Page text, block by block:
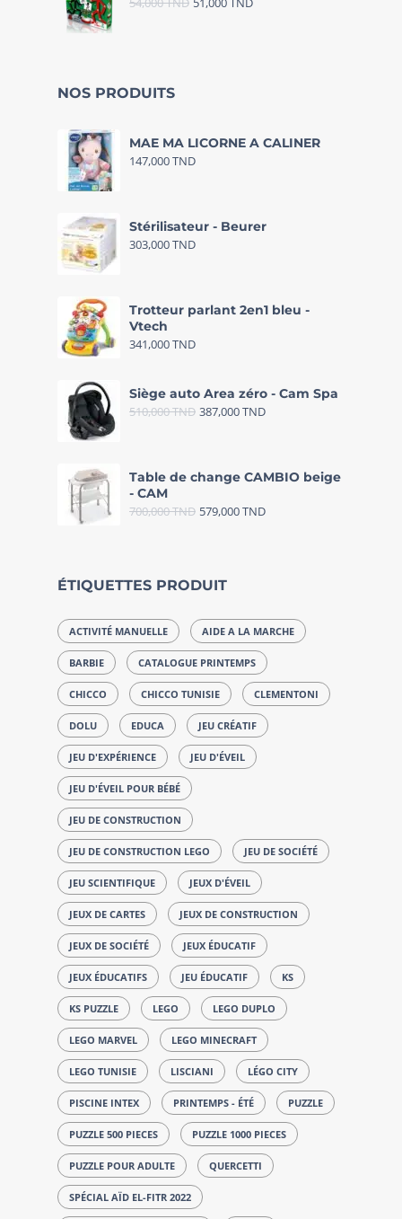
NOS PRODUITS
MAE MA LICORNE A CALINER
147,000TND
Stérilisateur - Beurer
303,000TND
Trotteur parlant 2en1 bleu -
Vtech
341,000TND
Siège auto Area zéro - Cam Spa
510,000TND 387,000TND
Table de change CAMBIO beige
- CAM
700,000TND 579,000TND
ÉTIQUETTES PRODUIT
ACTIVITÉ MANUELLE AIDE A LA MARCHE
BARBIE CATALOGUE PRINTEMPS
CHICCO CHICCO TUNISIE CLEMENTONI
DOLU EDUCA JEU CRÉATIF
JEU D'EXPÉRIENCE JEU D'ÉVEIL
JEU D'ÉVEIL POUR BÉBÉ
JEU DE CONSTRUCTION
JEU DE CONSTRUCTION LEGO JEU DE SOCIÉTÉ
JEU SCIENTIFIQUE JEUX D'ÉVEIL
JEUX DE CARTES JEUX DE CONSTRUCTION
JEUX DE SOCIÉTÉ JEUX ÉDUCATIF
JEUX ÉDUCATIFS JEU ÉDUCATIF KS
KS PUZZLE LEGO LEGO DUPLO
LEGO MARVEL LEGO MINECRAFT
LEGO TUNISIE LISCIANI LÉGO CITY
PISCINE INTEX PRINTEMPS - ÉTÉ PUZZLE
PUZZLE 500 PIECES PUZZLE 1000 PIECES
PUZZLE POUR ADULTE QUERCETTI
SPÉCIAL AÏD EL-FITR 2022